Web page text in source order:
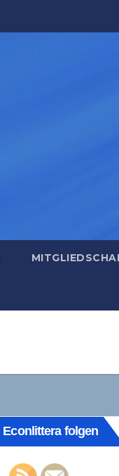
Econlittera folgen